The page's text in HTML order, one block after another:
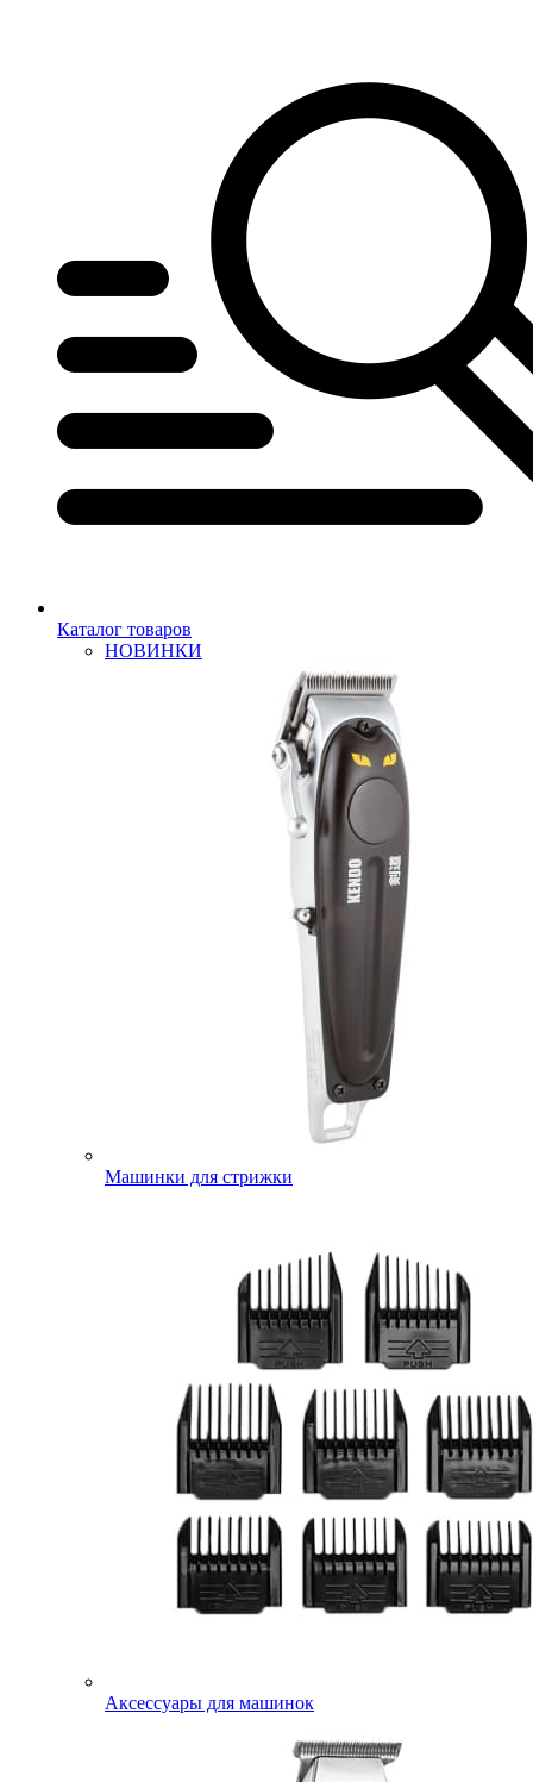
Каталог товаров
НОВИНКИ
Машинки для стрижки
Аксессуары для машинок